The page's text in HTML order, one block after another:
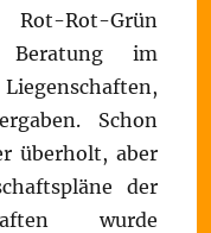
Rot-Grün
im
Schon
überholt, aber
der
wurde